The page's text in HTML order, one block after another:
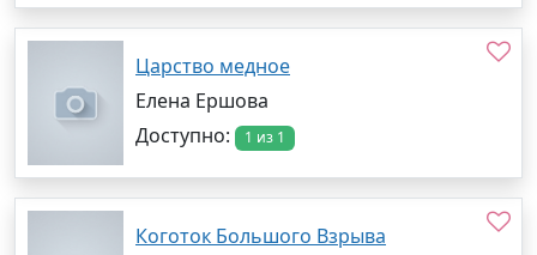
Царство медное
Елена Ершова
Доступно:
1 из 1
Коготок Большого Взрыва